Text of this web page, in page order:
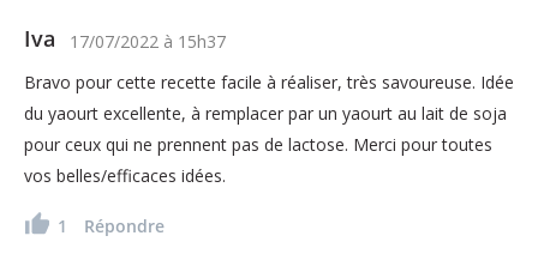
Iva 17/07/2022 à 15h37
Bravo pour cette recette facile à réaliser, très savoureuse. Idée
du yaourt excellente, à remplacer par un yaourt au lait de soja
pour ceux qui ne prennent pas de lactose. Merci pour toutes
vos belles/efficaces idées.
1 Répondre